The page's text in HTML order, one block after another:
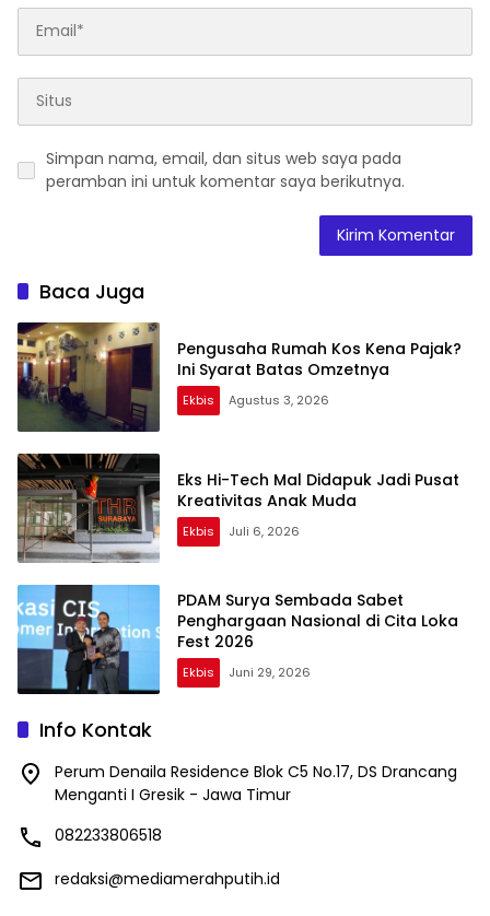
Simpan nama, email, dan situs web saya pada
peramban ini untuk komentar saya berikutnya.
Baca Juga
Pengusaha Rumah Kos Kena Pajak?
Ini Syarat Batas Omzetnya
Ekbis Agustus 3, 2026
Eks Hi-Tech Mal Didapuk Jadi Pusat
Kreativitas Anak Muda
Ekbis Juli 6, 2026
PDAM Surya Sembada Sabet
Penghargaan Nasional di Cita Loka
Fest 2026
Ekbis Juni 29, 2026
Info Kontak
Perum Denaila Residence Blok C5 No.17, DS Drancang
Menganti I Gresik - Jawa Timur
082233806518
redaksi@mediamerahputih.id